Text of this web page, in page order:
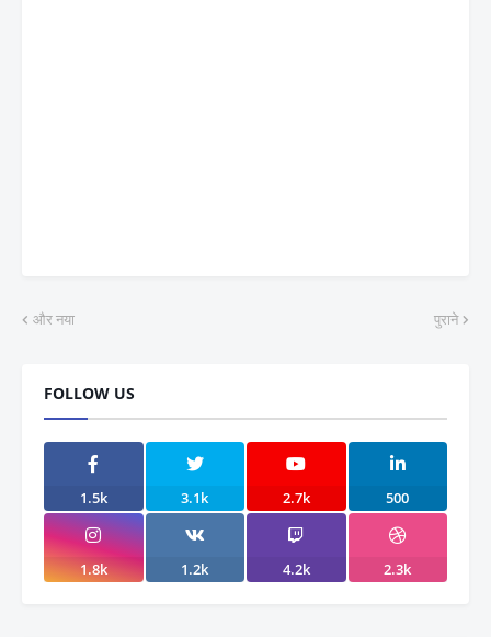
और नया पुराने
FOLLOW US
1.5k 3.1k 2.7k 500
1.8k 1.2k 4.2k 2.3k